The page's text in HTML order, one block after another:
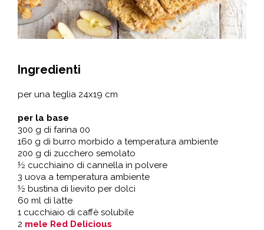
Ingredienti
per una teglia 24x19 cm
per la base
300 g di farina 00
160 g di burro morbido a temperatura ambiente
200 g di zucchero semolato
½ cucchiaino di cannella in polvere
3 uova a temperatura ambiente
½ bustina di lievito per dolci
60 ml di latte
1 cucchiaio di caffè solubile
2 mele Red Delicious